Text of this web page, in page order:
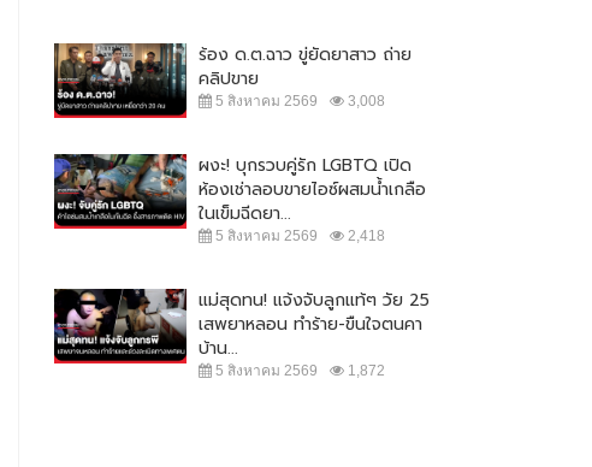
ร้อง ด.ต.ฉาว ขู่ยัดยาสาว ถ่าย
คลิปขาย
5 สิงหาคม 2569 3,008
ผงะ! บุกรวบคู่รัก LGBTQ เปิด
ห้องเช่าลอบขายไอซ์ผสมน้ำเกลือ
ในเข็มฉีดยา...
5 สิงหาคม 2569 2,418
แม่สุดทน! แจ้งจับลูกแท้ๆ วัย 25
เสพยาหลอน ทำร้าย-ขืนใจตนคา
บ้าน...
5 สิงหาคม 2569 1,872